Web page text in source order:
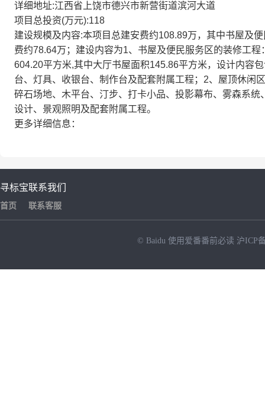
详细地址:江西省上饶市德兴市新营街道滨河大道
项目总投资(万元):118
建设规模及内容:本项目总建安费约108.89万，其中书屋及
费约78.64万；建设内容为1、书屋及便民服务区的装修工
604.20平方米,其中大厅书屋面积145.86平方米，设计内容
台、灯具、收银台、制作台及配套附属工程；2、屋顶休闲
碎石场地、木平台、汀步、打卡小品、投影幕布、雾森系
设计、景观照明及配套附属工程。
更多详细信息：
寻标宝
首页
联系我们
联系客服
© Baidu 使用爱番番前必读 沪ICP